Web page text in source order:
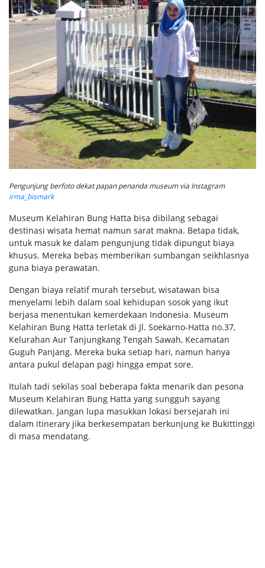
Pengunjung berfoto dekat papan penanda museum via Instagram
irma_bismark
Museum Kelahiran Bung Hatta bisa dibilang sebagai
destinasi wisata hemat namun sarat makna. Betapa tidak,
untuk masuk ke dalam pengunjung tidak dipungut biaya
khusus. Mereka bebas memberikan sumbangan seikhlasnya
guna biaya perawatan.
Dengan biaya relatif murah tersebut, wisatawan bisa
menyelami lebih dalam soal kehidupan sosok yang ikut
berjasa menentukan kemerdekaan Indonesia. Museum
Kelahiran Bung Hatta terletak di Jl. Soekarno-Hatta no.37,
Kelurahan Aur Tanjungkang Tengah Sawah, Kecamatan
Guguh Panjang. Mereka buka setiap hari, namun hanya
antara pukul delapan pagi hingga empat sore.
Itulah tadi sekilas soal beberapa fakta menarik dan pesona
Museum Kelahiran Bung Hatta yang sungguh sayang
dilewatkan. Jangan lupa masukkan lokasi bersejarah ini
dalam itinerary jika berkesempatan berkunjung ke Bukittinggi
di masa mendatang.